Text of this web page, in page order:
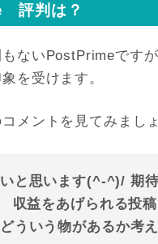
評判は？
もないPostPrimeです
を受けます。
メントを見てみましょ
と思います(^-^)/ 期
収益をあげられる投
ういう物があるか考